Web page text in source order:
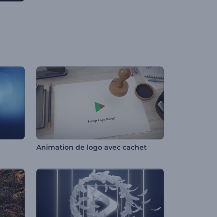
Animation de logo avec cachet